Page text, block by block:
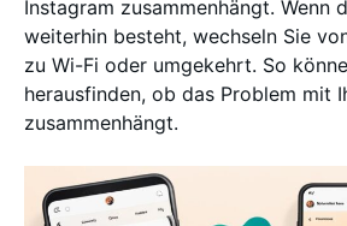
Instagram zusammenhängt. Wenn
weiterhin besteht, wechseln Sie
zu Wi-Fi oder umgekehrt. So
herausfinden, ob das Problem mit
zusammenhängt.